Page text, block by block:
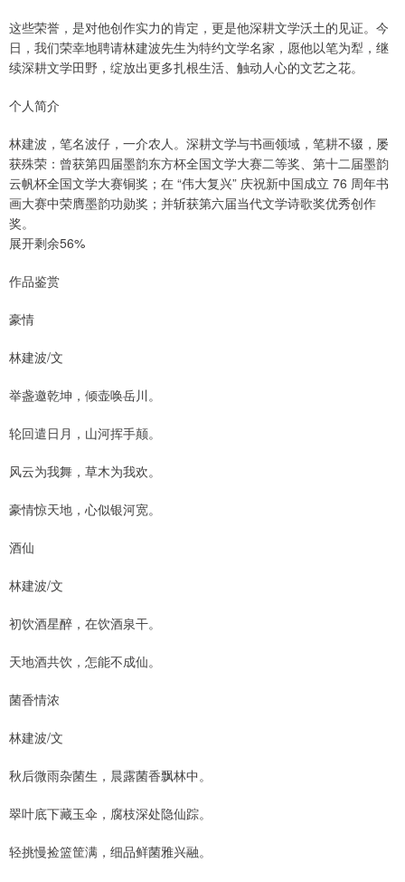
这些荣誉，是对他创作实力的肯定，更是他深耕文学沃土的见证。今
日，我们荣幸地聘请林建波先生为特约文学名家，愿他以笔为犁，继
续深耕文学田野，绽放出更多扎根生活、触动人心的文艺之花。
个人简介
林建波，笔名波仔，一介农人。深耕文学与书画领域，笔耕不辍，屡
获殊荣：曾获第四届墨韵东方杯全国文学大赛二等奖、第十二届墨韵
云帆杯全国文学大赛铜奖；在 “伟大复兴” 庆祝新中国成立 76 周年书
画大赛中荣膺墨韵功勋奖；并斩获第六届当代文学诗歌奖优秀创作
奖。
展开剩余56%
作品鉴赏
豪情
林建波/文
举盏邀乾坤，倾壶唤岳川。
轮回遣日月，山河挥手颠。
风云为我舞，草木为我欢。
豪情惊天地，心似银河宽。
酒仙
林建波/文
初饮酒星醉，在饮酒泉干。
天地酒共饮，怎能不成仙。
菌香情浓
林建波/文
秋后微雨杂菌生，晨露菌香飘林中。
翠叶底下藏玉伞，腐枝深处隐仙踪。
轻挑慢捡篮筐满，细品鲜菌雅兴融。